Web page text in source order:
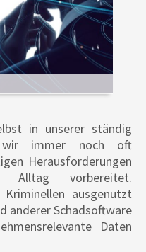
in unserer ständig
wir immer noch oft
Herausforderungen
Alltag vorbereitet.
ausgenutzt
anderer Schadsoftware
Daten